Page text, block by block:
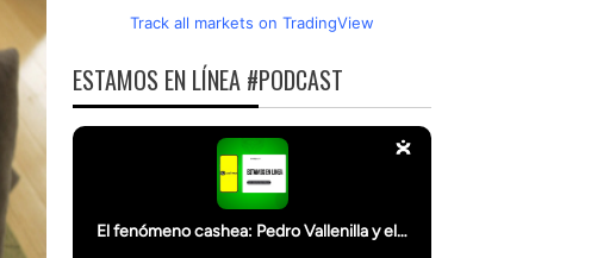
Track all markets on TradingView
ESTAMOS EN LÍNEA #PODCAST